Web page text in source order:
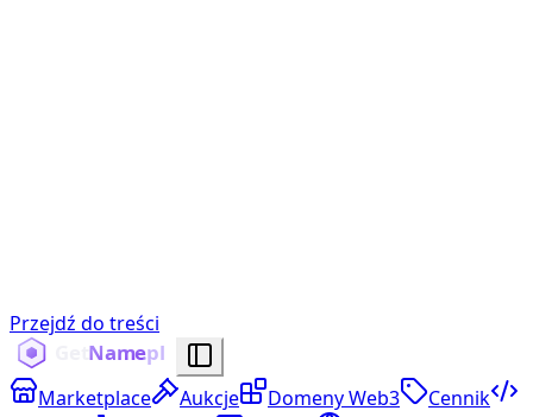
Przejdź do treści
Marketplace Aukcje Domeny Web3
Cennik